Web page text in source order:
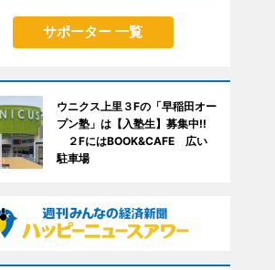
サポーター 一覧
ウニクス上里３Fの「早稲田オー
プン塾」は【入塾生】募集中!!
２FにはBOOK&CAFE 広い
駐車場